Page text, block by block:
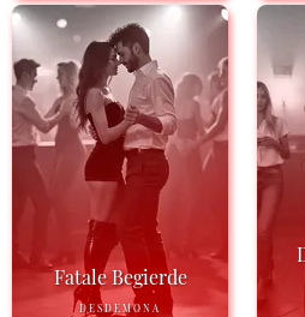
Fatale Begierde
DESDEMONA